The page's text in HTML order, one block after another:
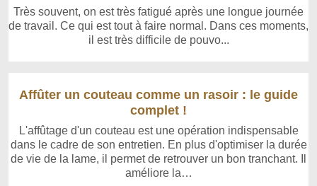
Très souvent, on est très fatigué après une longue journée
de travail. Ce qui est tout à faire normal. Dans ces moments,
il est très difficile de pouvo...
Affûter un couteau comme un rasoir : le guide
complet !
L'affûtage d'un couteau est une opération indispensable
dans le cadre de son entretien. En plus d'optimiser la durée
de vie de la lame, il permet de retrouver un bon tranchant. Il
améliore la…